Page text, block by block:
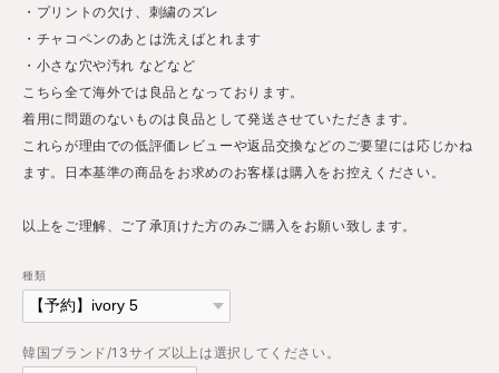
・プリントの欠け、刺繍のズレ
・チャコペンのあとは洗えばとれます
・小さな穴や汚れ などなど
こちら全て海外では良品となっております。
着用に問題のないものは良品として発送させていただきます。
これらが理由での低評価レビューや返品交換などのご要望には応じかね
ます。日本基準の商品をお求めのお客様は購入をお控えください。
以上をご理解、ご了承頂けた方のみご購入をお願い致します。
種類
韓国ブランド/13サイズ以上は選択してください。